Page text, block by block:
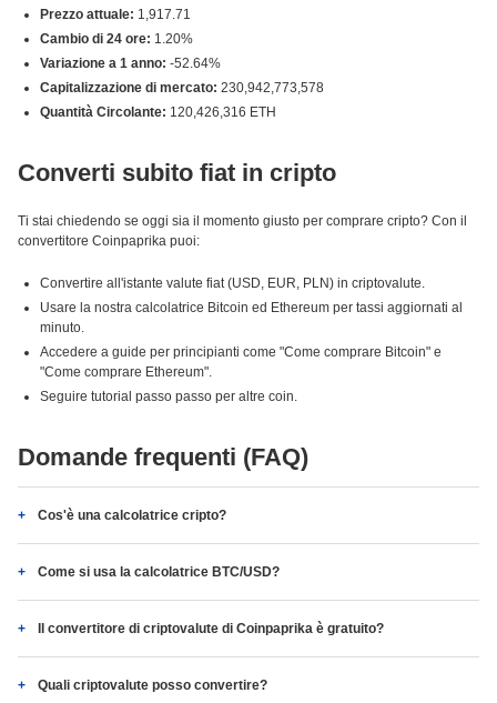
Prezzo attuale: 1,917.71
Cambio di 24 ore: 1.20%
Variazione a 1 anno: -52.64%
Capitalizzazione di mercato: 230,942,773,578
Quantità Circolante: 120,426,316 ETH
Converti subito fiat in cripto
Ti stai chiedendo se oggi sia il momento giusto per comprare cripto? Con il
convertitore Coinpaprika puoi:
Convertire all'istante valute fiat (USD, EUR, PLN) in criptovalute.
Usare la nostra calcolatrice Bitcoin ed Ethereum per tassi aggiornati al
minuto.
Accedere a guide per principianti come "Come comprare Bitcoin" e
"Come comprare Ethereum".
Seguire tutorial passo passo per altre coin.
Domande frequenti (FAQ)
Cos'è una calcolatrice cripto?
Come si usa la calcolatrice BTC/USD?
Il convertitore di criptovalute di Coinpaprika è gratuito?
Quali criptovalute posso convertire?